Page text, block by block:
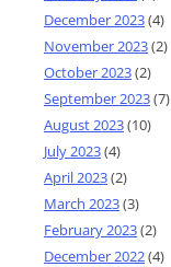
December 2023(4)
November 2023(2)
October 2023(2)
September 2023(7)
August 2023(10)
July 2023(4)
April 2023(2)
March 2023(3)
February 2023(2)
December 2022(4)